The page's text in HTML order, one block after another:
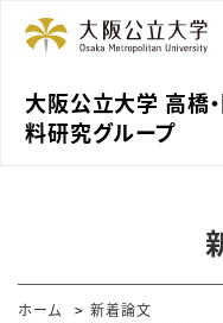
大阪公立大学 高橋
料研究グループ
ホーム
新着論文